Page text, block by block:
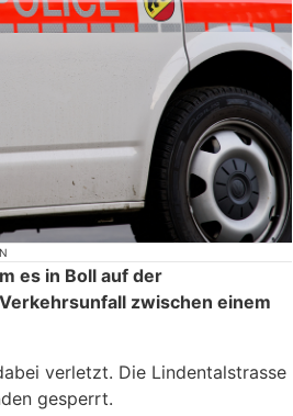
es in Boll auf der
zwischen einem
verletzt. Die Lindentalstrasse
gesperrt.